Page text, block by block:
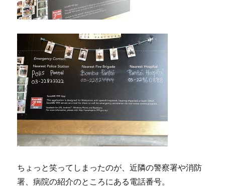
ちょっと笑ってしまったのが、近隣の警察署や消防
署、病院の紹介のところにある電話番号。